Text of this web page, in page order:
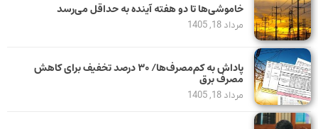
خاموشی‌ها تا دو هفته آینده به حداقل می‌رسد
مرداد 18, 1405
پاداش به کم‌مصرف‌ها/ ۳۰ درصد تخفیف برای کاهش
مصرف برق
مرداد 18, 1405